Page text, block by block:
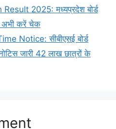
2025: मध्यप्रदेश बोर्ड
अभी करें चेक
Notice: सीबीएसई बोर्ड
जारी 42 लाख छात्रों के